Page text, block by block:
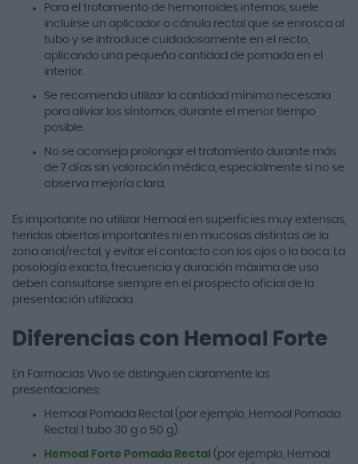
Para el tratamiento de hemorroides internas, suele
incluirse un aplicador o cánula rectal que se enrosca al
tubo y se introduce cuidadosamente en el recto,
aplicando una pequeña cantidad de pomada en el
interior.
Se recomienda utilizar la cantidad mínima necesaria
para aliviar los síntomas, durante el menor tiempo
posible.
No se aconseja prolongar el tratamiento durante más
de 7 días sin valoración médica, especialmente si no se
observa mejoría clara.
Es importante no utilizar Hemoal en superficies muy extensas,
heridas abiertas importantes ni en mucosas distintas de la
zona anal/rectal, y evitar el contacto con los ojos o la boca. La
posología exacta, frecuencia y duración máxima de uso
deben consultarse siempre en el prospecto oficial de la
presentación utilizada.
Diferencias con Hemoal Forte
En Farmacias Vivo se distinguen claramente las
presentaciones:
Hemoal Pomada Rectal (por ejemplo, Hemoal Pomada
Rectal 1 tubo 30 g o 50 g).
Hemoal Forte Pomada Rectal (por ejemplo, Hemoal